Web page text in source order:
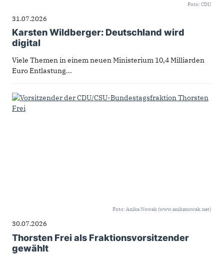
Foto: CDU
31.07.2026
Karsten Wildberger: Deutschland wird
digital
Viele Themen in einem neuen Ministerium 10,4 Milliarden
Euro Entlastung...
Foto: Anika Nowak (www.anikanowak.net)
30.07.2026
Thorsten Frei als Fraktionsvorsitzender
gewählt